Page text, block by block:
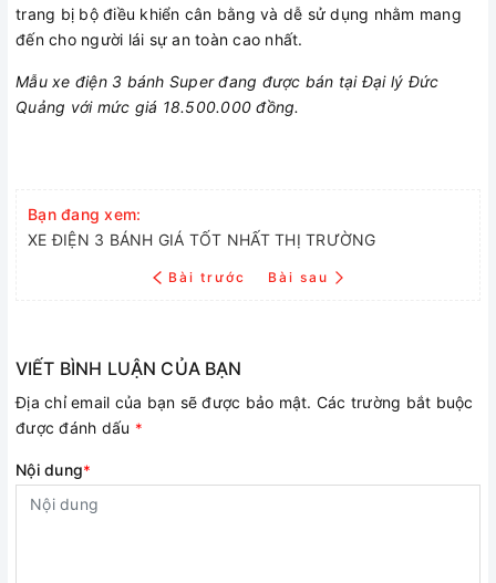
trang bị bộ điều khiển cân bằng và dễ sử dụng nhằm mang
đến cho người lái sự an toàn cao nhất.
Mẫu xe điện 3 bánh Super đang được bán tại Đại lý Đức
Quảng với mức giá 18.500.000 đồng.
Bạn đang xem:
XE ĐIỆN 3 BÁNH GIÁ TỐT NHẤT THỊ TRƯỜNG
Bài trước Bài sau
VIẾT BÌNH LUẬN CỦA BẠN
Địa chỉ email của bạn sẽ được bảo mật. Các trường bắt buộc
được đánh dấu *
Nội dung*